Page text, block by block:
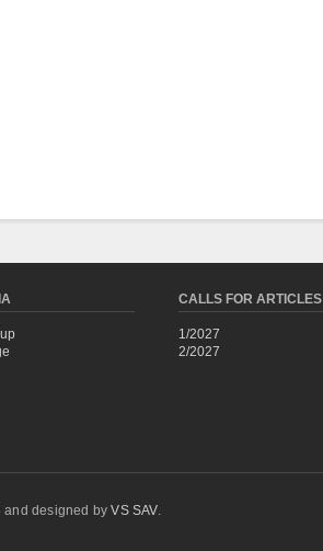
CALLS FOR ARTICLES
1/2027
2/2027
and designed byVS SAV.